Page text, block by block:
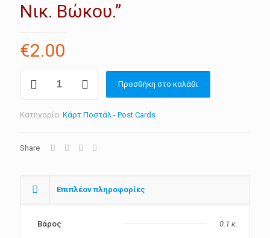
Νικ. Βώκου.”
€2.00
Δημ.
Ελαιογραφία
ποσότητα
Προσθήκη στο καλάθι
Κατηγορία: Κάρτ Ποστάλ - Post Cards
Share
Επιπλέον πληροφορίες
Βάρος 0.1 κ.